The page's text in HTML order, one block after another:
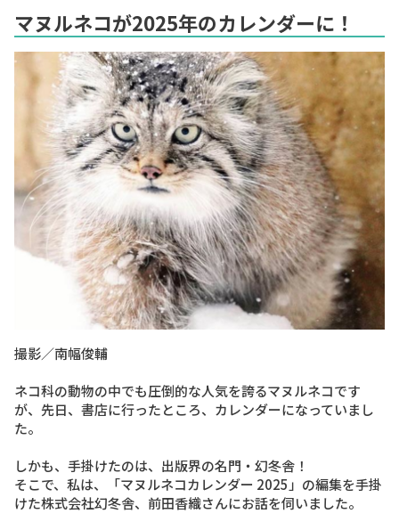
マヌルネコが2025年のカレンダーに！
撮影／南幅俊輔
ネコ科の動物の中でも圧倒的な人気を誇るマヌルネコです
が、先日、書店に行ったところ、カレンダーになっていまし
た。
しかも、手掛けたのは、出版界の名門・幻冬舎！
そこで、私は、「マヌルネコカレンダー 2025」の編集を手掛
けた株式会社幻冬舎、前田香織さんにお話を伺いました。